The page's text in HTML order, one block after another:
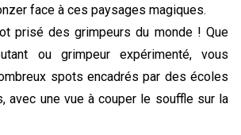
face à ces paysages magiques.
prisé des grimpeurs du monde ! Que
ou grimpeur expérimenté, vous
spots encadrés par des écoles
avec une vue à couper le souffle sur la